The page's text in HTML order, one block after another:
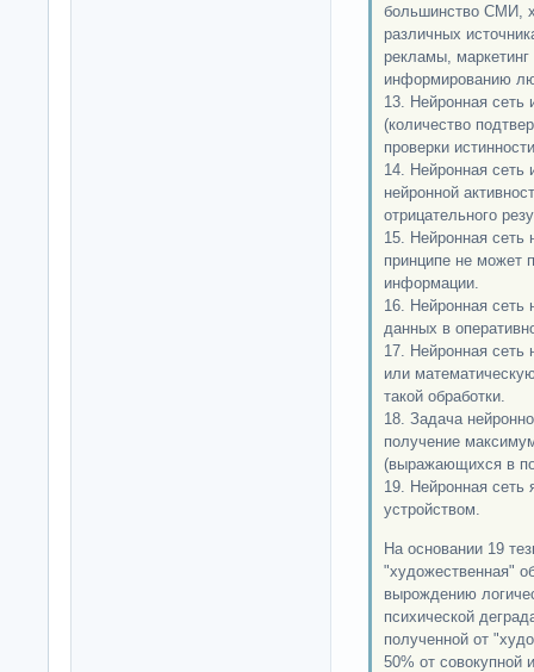
большинство СМИ,
различных
рекламы,
информированию
13. Нейронная сеть
(количество
проверки
14. Нейронная сеть
нейронной
отрицательного
15. Нейронная сеть
принципе не может
информации.
16. Нейронная сеть
данных в
17. Нейронная сеть
или
такой обработки.
18. Задача
получение
(выражающихся в
19. Нейронная
устройством.
На основании 19
"художественная"
вырождению
психической
полученной от
50% от совокупной